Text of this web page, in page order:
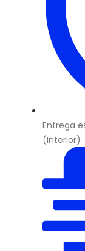
Entrega
(Interior)